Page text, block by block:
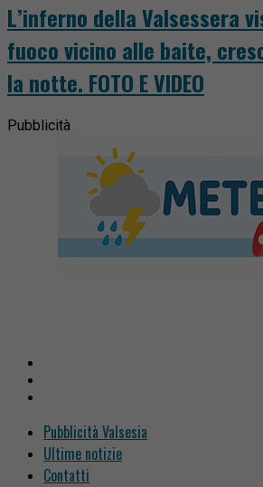
L’inferno della Valsessera
fuoco vicino alle baite,
la notte. FOTO E VIDEO
Pubblicità
Pubblicità Valsesia
Ultime notizie
Contatti